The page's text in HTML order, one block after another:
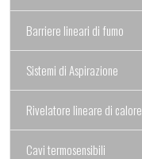
Barriere lineari di fumo
Sistemi di Aspirazione
Rivelatore lineare di calore
Cavi termosensibili